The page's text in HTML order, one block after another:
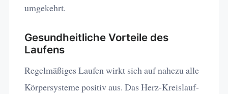
umgekehrt.
Gesundheitliche Vorteile des
Laufens
Regelmäßiges Laufen wirkt sich auf nahezu alle
Körpersysteme positiv aus. Das Herz-Kreislauf-